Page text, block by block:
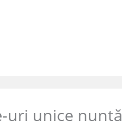
uri unice nuntă